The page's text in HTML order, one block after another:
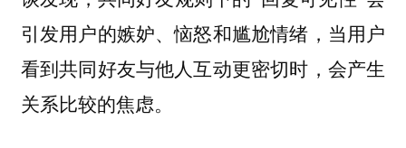
引发用户的嫉妒、恼怒和尴尬情绪，当用户
看到共同好友与他人互动更密切时，会产生
关系比较的焦虑。